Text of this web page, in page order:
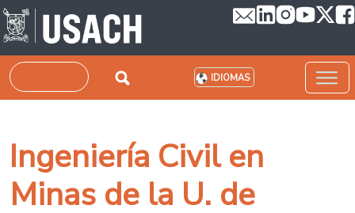
Pasar al contenido principal
Buscar IDIOMAS
Ingeniería Civil en
Minas de la U. de